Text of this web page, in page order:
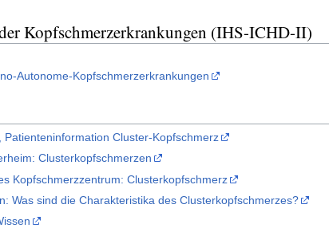
Kopfschmerzerkrankungen (IHS-ICHD-II)
Autonome-Kopfschmerzerkrankungen
Cluster-Kopfschmerz
Clusterkopfschmerzen
Kopfschmerzzentrum: Clusterkopfschmerz
Was sind die Charakteristika des Clusterkopfschmerzes?